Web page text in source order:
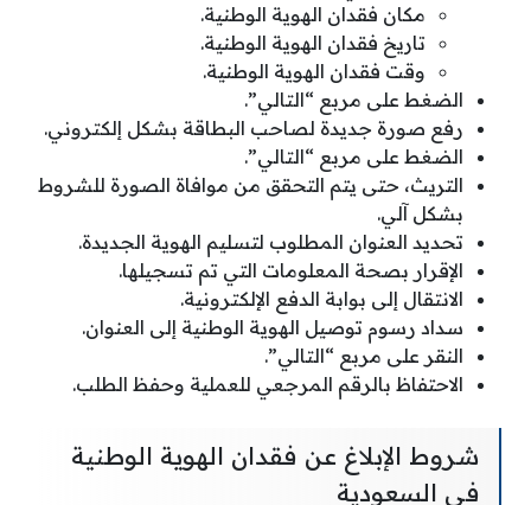
مكان فقدان الهوية الوطنية.
تاريخ فقدان الهوية الوطنية.
وقت فقدان الهوية الوطنية.
الضغط على مربع “التالي”.
رفع صورة جديدة لصاحب البطاقة بشكل إلكتروني.
الضغط على مربع “التالي”.
التريث، حتى يتم التحقق من موافاة الصورة للشروط
بشكل آلي.
تحديد العنوان المطلوب لتسليم الهوية الجديدة.
الإقرار بصحة المعلومات التي تم تسجيلها.
الانتقال إلى بوابة الدفع الإلكترونية.
سداد رسوم توصيل الهوية الوطنية إلى العنوان.
النقر على مربع “التالي”.
الاحتفاظ بالرقم المرجعي للعملية وحفظ الطلب.
شروط الإبلاغ عن فقدان الهوية الوطنية
في السعودية